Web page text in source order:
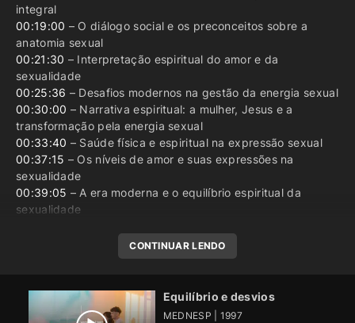
integral
00:19:00 – O diálogo social e os preconceitos sobre a
anatomia sexual
00:21:30 – Interpretação espiritual do amor e da
sexualidade
00:25:36 – Desafios modernos na gestão da energia sexual
00:30:00 – Narrativa espiritual: a mulher, Jesus e a
transformação pela energia sexual
00:33:40 – Saúde física e espiritual na expressão sexual
00:37:15 – Os níveis de amor e suas expressões na
sexualidade
00:39:05 – A era moderna e o equilíbrio espiritual da
sexualidade
CONTINUAR LENDO
Equilíbrio e desvios
MEDNESP | 1997